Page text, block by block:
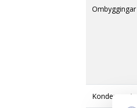
Kondemnert